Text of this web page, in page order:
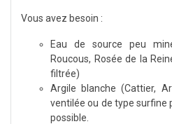
Vous avez besoin :
Eau de source peu
Roucous, Rosée de la
filtrée)
Argile blanche (Cattier,
ventilée ou de type surfine
possible.